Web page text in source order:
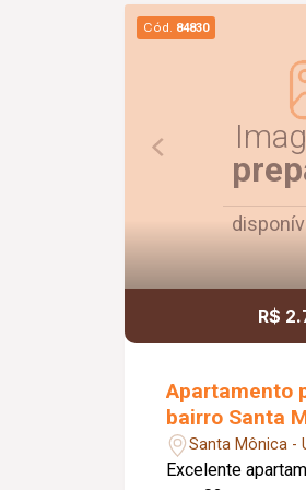
excelente
para a varanda
churrasqueira,
lazer e
dispõe ainda de
de garagem.
Cód. 84830
R$
Apartamento
bairro Santa
Santa Mônica -
Excelente